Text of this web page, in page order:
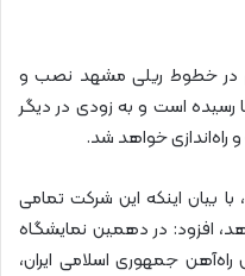
در خطوط ریلی مشهد نصب و
رسیده است و به زودی در دیگر
راه‌اندازی خواهد شد.
با بیان اینکه این شرکت تمامی
افزود: در دهمین نمایشگاه
جمهوری اسلامی ایران،